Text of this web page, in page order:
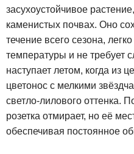
засухоустойчивое
каменистых почвах. Оно
течение всего сезона,
температуры и не требует
наступает летом, когда из
цветонос с мелкими
светло-лилового оттенка.
розетка отмирает, но её
обеспечивая постоянное